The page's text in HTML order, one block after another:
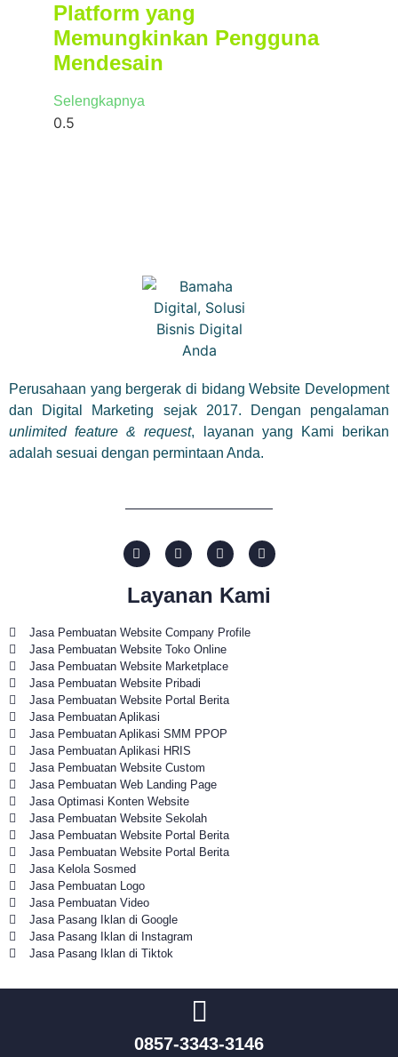
Platform yang
Memungkinkan Pengguna
Mendesain
Selengkapnya
Perusahaan yang bergerak di bidang Website Development
dan Digital Marketing sejak 2017. Dengan pengalaman
unlimited feature & request, layanan yang Kami berikan
adalah sesuai dengan permintaan Anda.
Layanan Kami
Jasa Pembuatan Website Company Profile
Jasa Pembuatan Website Toko Online
Jasa Pembuatan Website Marketplace
Jasa Pembuatan Website Pribadi
Jasa Pembuatan Website Portal Berita
Jasa Pembuatan Aplikasi
Jasa Pembuatan Aplikasi SMM PPOP
Jasa Pembuatan Aplikasi HRIS
Jasa Pembuatan Website Custom
Jasa Pembuatan Web Landing Page
Jasa Optimasi Konten Website
Jasa Pembuatan Website Sekolah
Jasa Pembuatan Website Portal Berita
Jasa Pembuatan Website Portal Berita
Jasa Kelola Sosmed
Jasa Pembuatan Logo
Jasa Pembuatan Video
Jasa Pasang Iklan di Google
Jasa Pasang Iklan di Instagram
Jasa Pasang Iklan di Tiktok
0857-3343-3146